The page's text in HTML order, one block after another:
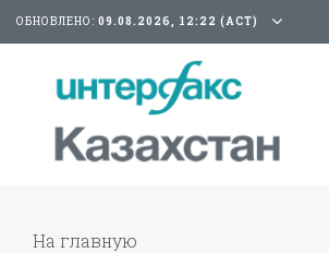
ОБНОВЛЕНО: 09.08.2026, 12:22 (АСТ)
На главную